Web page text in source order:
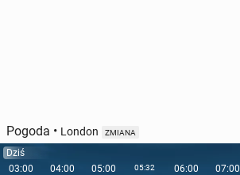
Pogoda • London ZMIANA
Dziś
03:00
04:00 05:00 05:32 06:00 07:00